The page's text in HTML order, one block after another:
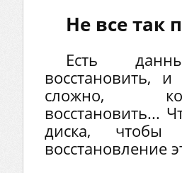
Не все так
Есть
восстановить,
сложно,
восстановить...
диска,
восстановление